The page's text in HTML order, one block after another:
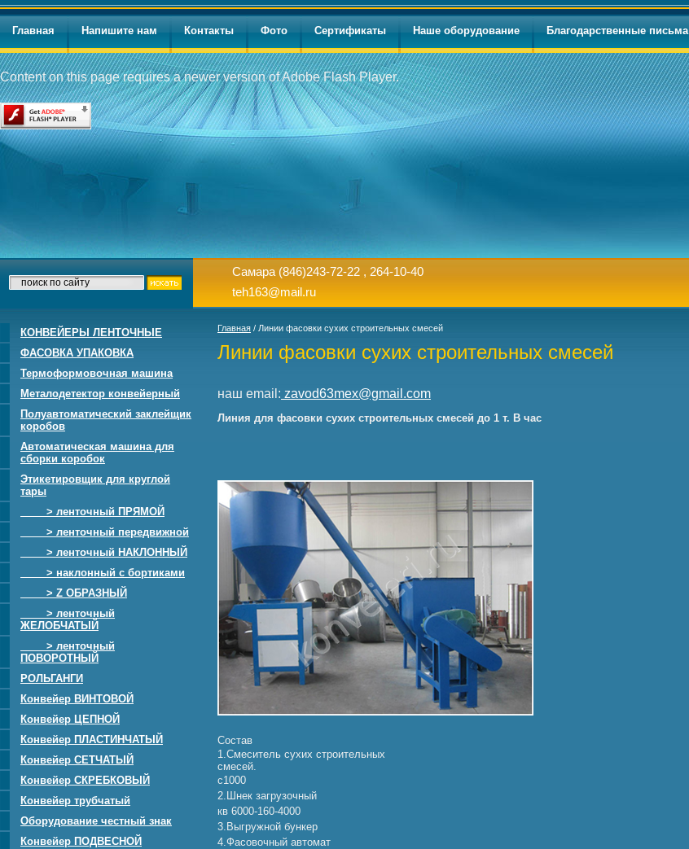
Content on this page requires a newer version of Adobe Flash Player.
Самара (846)243-72-22 , 264-10-40
teh163@mail.ru
Главная Напишите нам Контакты Фото Сертификаты Наше оборудование Благодарственные письма
КОНВЕЙЕРЫ ЛЕНТОЧНЫЕ
ФАСОВКА УПАКОВКА
Термоформовочная машина
Металодетектор конвейерный
Полуавтоматический заклейщик
коробов
Автоматическая машина для
сборки коробок
Этикетировщик для круглой
тары
> ленточный ПРЯМОЙ
> ленточный передвижной
> ленточный НАКЛОННЫЙ
> наклонный с бортиками
> Z ОБРАЗНЫЙ
> ленточный
ЖЕЛОБЧАТЫЙ
> ленточный
ПОВОРОТНЫЙ
РОЛЬГАНГИ
Конвейер ВИНТОВОЙ
Конвейер ЦЕПНОЙ
Конвейер ПЛАСТИНЧАТЫЙ
Конвейер СЕТЧАТЫЙ
Конвейер СКРЕБКОВЫЙ
Конвейер трубчатый
Оборудование честный знак
Конвейер ПОДВЕСНОЙ
Главная / Линии фасовки сухих строительных смесей
Линии фасовки сухих строительных смесей
наш email: zavod63mex@gmail.com
Линия для фасовки сухих строительных смесей до 1 т. В час
Состав
1.Смеситель сухих строительных
смесей.
с1000
2.Шнек загрузочный
кв 6000-160-4000
3.Выгружной бункер
4.Фасовочный автомат